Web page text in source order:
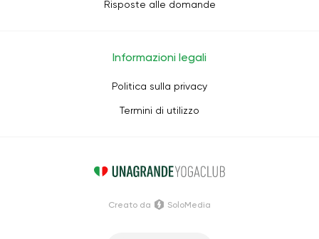
Risposte alle domande
Informazioni legali
Politica sulla privacy
Termini di utilizzo
Creato da SoloMedia